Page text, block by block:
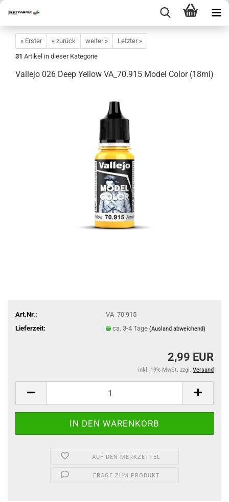
« Erster « zurück weiter »
Letzter »
31 Artikel in dieser Kategorie
Vallejo 026 Deep Yellow VA_70.915 Model Color (18ml)
Art.Nr.:
VA_70.915
Lieferzeit:
ca. 3-4 Tage (Ausland abweichend)
2,99 EUR
inkl. 19% MwSt. zzgl. Versand
AUF DEN MERKZETTEL
FRAGE ZUM PRODUKT